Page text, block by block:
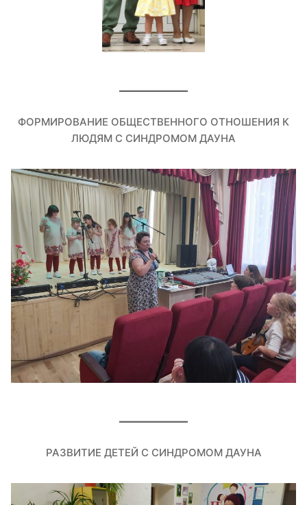
ФОРМИРОВАНИЕ ОБЩЕСТВЕННОГО ОТНОШЕНИЯ К
ЛЮДЯМ С СИНДРОМОМ ДАУНА
РАЗВИТИЕ ДЕТЕЙ С СИНДРОМОМ ДАУНА